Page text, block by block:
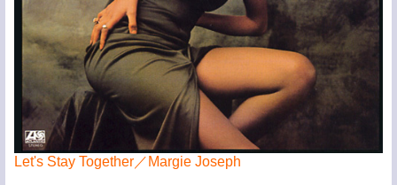
Let's Stay Together／Margie Joseph